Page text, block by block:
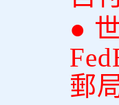
●
郵